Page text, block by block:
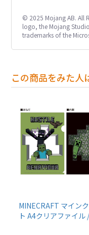
© 2025 Mojang AB. All
logo, the Mojang
trademarks of the
この商品をみた人
MINECRAFT マイン
ト A4クリアファイル